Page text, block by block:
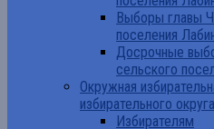
Выборы главы
поселения
Досрочные
сельского
Окружная
избирательного
Избирателям